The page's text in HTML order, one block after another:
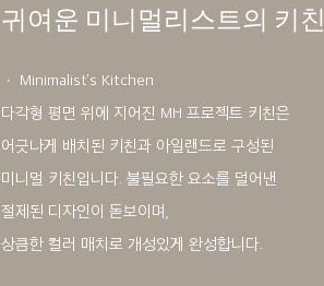
귀여운 미니멀리스트의 키친
ㆍ Minimalist’s Kitchen
다각형 평면 위에 지어진 MH 프로젝트 키친은
어긋나게 배치된 키친과 아일랜드로 구성된
미니멀 키친입니다. 불필요한 요소를 덜어낸
절제된 디자인이 돋보이며,
상큼한 컬러 매치로 개성있게 완성합니다.